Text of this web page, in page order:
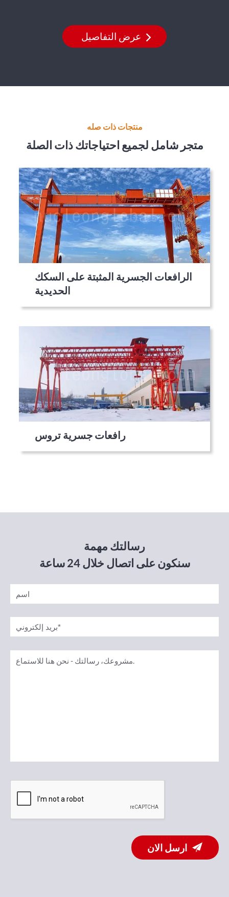
عرض التفاصيل
منتجات ذات صله
متجر شامل لجميع احتياجاتك ذات الصلة
الرافعات الجسرية المثبتة على السكك
الحديدية
رافعات جسرية تروس
رسالتك مهمة
سنكون على اتصال خلال 24 ساعة
ارسل الان